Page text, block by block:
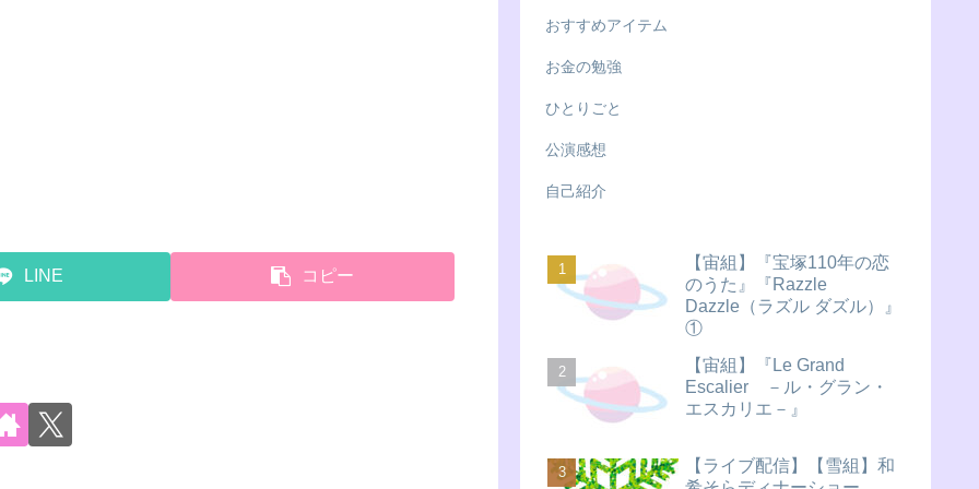
LINE コピー
おすすめアイテム
お金の勉強
ひとりごと
公演感想
自己紹介
【宙組】『宝塚110年の恋
のうた』『Razzle
Dazzle（ラズル ダズル）』
①
【宙組】『Le Grand
Escalier －ル・グラン・
エスカリエ－』
【ライブ配信】【雪組】和